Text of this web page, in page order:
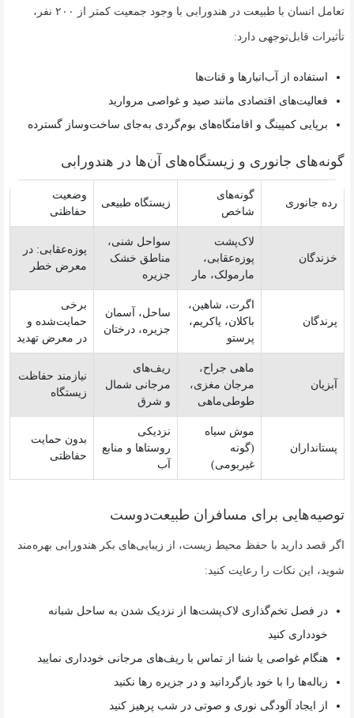
تعامل انسان با طبیعت در هندورابی با وجود جمعیت کمتر از ۲۰۰ نفر،
تأثیرات قابل‌توجهی دارد:
استفاده از آب‌انبارها و قنات‌ها
فعالیت‌های اقتصادی مانند صید و غواصی مروارید
برپایی کمپینگ و اقامتگاه‌های بوم‌گردی به‌جای ساخت‌وساز گسترده
گونه‌های جانوری و زیستگاه‌های آن‌ها در هندورابی
رده جانوری
گونه‌های
شاخص
زیستگاه طبیعی
وضعیت
حفاظتی
خزندگان
لاک‌پشت
پوزه‌عقابی،
مارمولک، مار
سواحل شنی،
مناطق خشک
جزیره
پوزه‌عقابی: در
معرض خطر
پرندگان
اگرت، شاهین،
باکلان، یاکریم،
پرستو
ساحل، آسمان
جزیره، درختان
برخی
حمایت‌شده و
در معرض تهدید
آبزیان
ماهی جراح،
مرجان مغزی،
طوطی‌ماهی
ریف‌های
مرجانی شمال
و شرق
نیازمند حفاظت
زیستگاه
پستانداران
موش سیاه
(گونه
غیربومی)
نزدیکی
روستاها و منابع
آب
بدون حمایت
حفاظتی
توصیه‌هایی برای مسافران طبیعت‌دوست
اگر قصد دارید با حفظ محیط زیست، از زیبایی‌های بکر هندورابی بهره‌مند
شوید، این نکات را رعایت کنید:
در فصل تخم‌گذاری لاک‌پشت‌ها از نزدیک شدن به ساحل شبانه
خودداری کنید
هنگام غواصی یا شنا از تماس با ریف‌های مرجانی خودداری نمایید
زباله‌ها را با خود بازگردانید و در جزیره رها نکنید
از ایجاد آلودگی نوری و صوتی در شب پرهیز کنید